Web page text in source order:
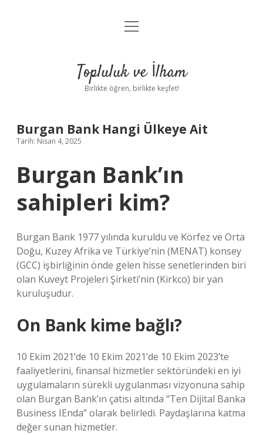
Anasayfa
Yasal Uyarı
menüyü
Topluluk ve İlham
Birlikte öğren, birlikte keşfet!
Burgan Bank Hangi Ülkeye Ait
Tarih: Nisan 4, 2025
Burgan Bank’ın
sahipleri kim?
Burgan Bank 1977 yılında kuruldu ve Körfez ve Orta
Doğu, Kuzey Afrika ve Türkiye’nin (MENAT) konsey
(GCC) işbirliğinin önde gelen hisse senetlerinden biri
olan Kuveyt Projeleri Şirketi’nin (Kirkco) bir yan
kuruluşudur.
On Bank kime bağlı?
10 Ekim 2021’de 10 Ekim 2021’de 10 Ekim 2023’te
faaliyetlerini, finansal hizmetler sektöründeki en iyi
uygulamaların sürekli uygulanması vizyonuna sahip
olan Burgan Bank’ın çatısı altında “Ten Dijital Banka
Business IEnda” olarak belirledi. Paydaşlarına katma
değer sunan hizmetler.